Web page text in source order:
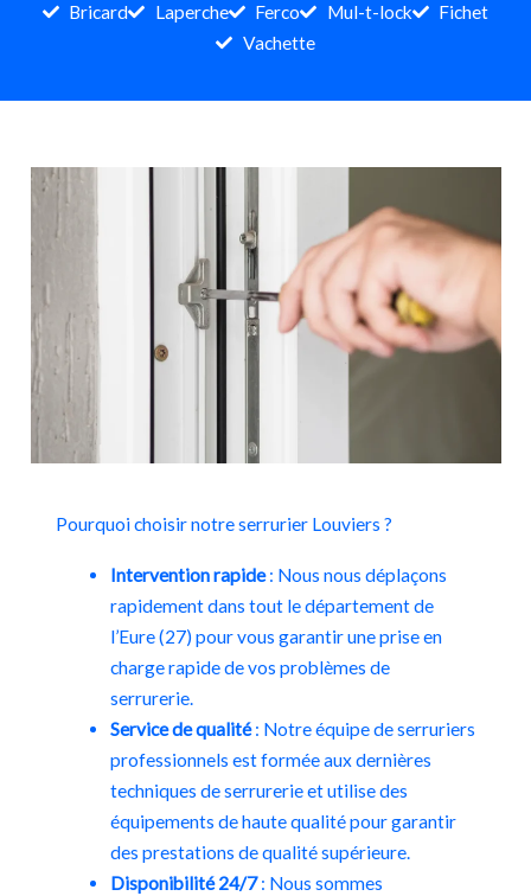
Bricard Laperche Ferco Mul-t-lock
Fichet
Vachette
Pourquoi choisir notre serrurier Louviers ?
Intervention rapide: Nous nous déplaçons
rapidement dans tout le département de
l’Eure (27) pour vous garantir une prise en
charge rapide de vos problèmes de
serrurerie.
Service de qualité: Notre équipe de serruriers
professionnels est formée aux dernières
techniques de serrurerie et utilise des
équipements de haute qualité pour garantir
des prestations de qualité supérieure.
Disponibilité 24/7: Nous sommes